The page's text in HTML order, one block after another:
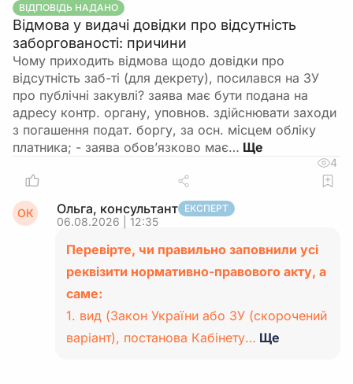
ВІДПОВІДЬ НАДАНО
Відмова у видачі довідки про відсутність
заборгованості: причини
Чому приходить відмова щодо довідки про
відсутність заб-ті (для декрету), посилався на ЗУ
про публічні закувлі? заява має бути подана на
адресу контр. органу, уповнов. здійснювати заходи
з погашення подат. боргу, за осн. місцем обліку
платника; - заява обов’язково має…
4
ОК Ольга, консультант ЕКСПЕРТ
06.08.2026 | 12:35
Перевірте, чи правильно заповнили усі
реквізити нормативно-правового акту, а
саме:
1. вид (Закон України або ЗУ (скорочений
варіант), постанова Кабінету… Ще